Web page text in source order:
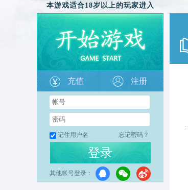
本游戏适合18岁以上的玩家进入
充值 注册
记住用户名 忘记密码？
登录
其他帐号登录：